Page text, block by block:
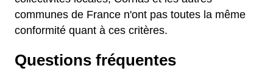
communes de France n'ont pas toutes la même
conformité quant à ces critères.
Questions fréquentes